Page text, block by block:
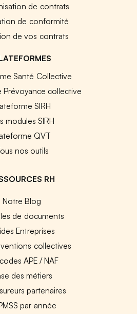
de contrats
de conformité
de vos contrats
Santé Collective
Prévoyance collective
SIRH
modules SIRH
QVT
nos outils
RH
Notre Blog
de documents
Entreprises
collectives
APE / NAF
des métiers
partenaires
par année